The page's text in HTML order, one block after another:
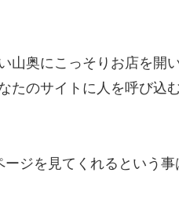
山奥にこっそりお店を開
たのサイトに人を呼び込
ジを見てくれるという事